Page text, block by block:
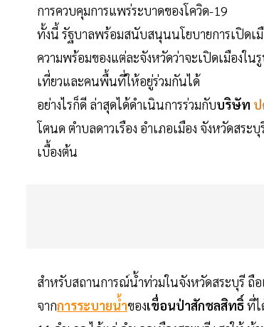
การควบคุมการแพร่ระบาดของโควิด-19
ทั้งนี้ รัฐบาลพร้อมสนับสนุนนโยบายการเปิดเ
ความพร้อมของแต่ละจังหวัดว่าจะเปิดเมือง
เที่ยวและคนพื้นที่ให้อยู่ร่วมกันได้
อย่างไรก็ดี ล่าสุดได้ดำเนินการร่วมกับบริษัท
โตนด ตำบลดาวเรือง อำเภอเมือง จังหวัดสร
เบื้องต้น
สำหรับสถานการณ์น้ำท่วมในจังหวัดสระบุรี ถื
จากการระบายน้ำของเขื่อนป่าสักชลสิทธิ์ที่